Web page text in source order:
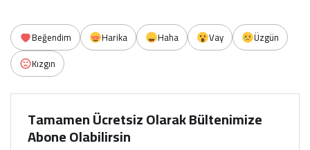
Beğendim Harika Haha Vay
Üzgün
Kızgın
Tamamen Ücretsiz Olarak Bültenimize
Abone Olabilirsin